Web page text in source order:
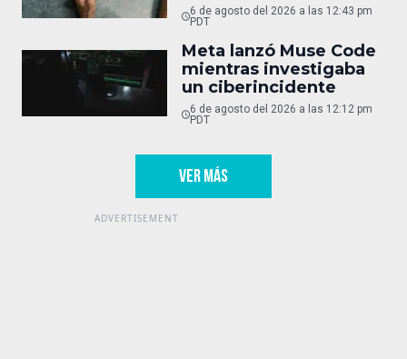
6 de agosto del 2026 a las 12:43 pm
PDT
Meta lanzó Muse Code
mientras investigaba
un ciberincidente
6 de agosto del 2026 a las 12:12 pm
PDT
VER MÁS